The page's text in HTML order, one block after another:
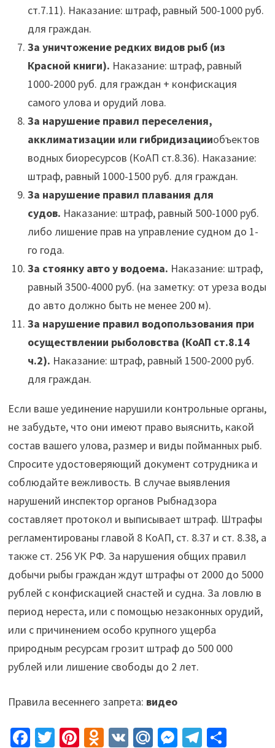
ст.7.11). Наказание: штраф, равный 500-1000 руб.
для граждан.
За уничтожение редких видов рыб (из
Красной книги). Наказание: штраф, равный
1000-2000 руб. для граждан + конфискация
самого улова и орудий лова.
За нарушение правил переселения,
акклиматизации или гибридизацииобъектов
водных биоресурсов (КоАП ст.8.36). Наказание:
штраф, равный 1000-1500 руб. для граждан.
За нарушение правил плавания для
судов. Наказание: штраф, равный 500-1000 руб.
либо лишение прав на управление судном до 1-
го года.
За стоянку авто у водоема. Наказание: штраф,
равный 3500-4000 руб. (на заметку: от уреза воды
до авто должно быть не менее 200 м).
За нарушение правил водопользования при
осуществлении рыболовства (КоАП ст.8.14
ч.2). Наказание: штраф, равный 1500-2000 руб.
для граждан.
Если ваше уединение нарушили контрольные органы,
не забудьте, что они имеют право выяснить, какой
состав вашего улова, размер и виды пойманных рыб.
Спросите удостоверяющий документ сотрудника и
соблюдайте вежливость. В случае выявления
нарушений инспектор органов Рыбнадзора
составляет протокол и выписывает штраф. Штрафы
регламентированы главой 8 КоАП, ст. 8.37 и ст. 8.38, а
также ст. 256 УК РФ. За нарушения общих правил
добычи рыбы граждан ждут штрафы от 2000 до 5000
рублей с конфискацией снастей и судна. За ловлю в
период нереста, или с помощью незаконных орудий,
или с причинением особо крупного ущерба
природным ресурсам грозит штраф до 500 000
рублей или лишение свободы до 2 лет.
Правила весеннего запрета: видео
Fa T Pi O V M M Te О